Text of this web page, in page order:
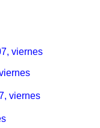
viernes
viernes